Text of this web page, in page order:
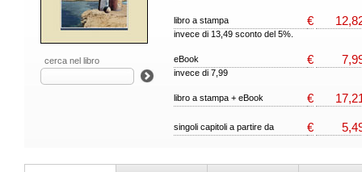
cerca nel libro
libro a stampa €
invece di 13,49 sconto del 5%.
eBook €
invece di 7,99
libro a stampa + eBook €
singoli capitoli a partire da €